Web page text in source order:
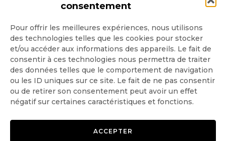
consentement
Pour offrir les meilleures expériences, nous utilisons
des technologies telles que les cookies pour stocker
et/ou accéder aux informations des appareils. Le fait de
consentir à ces technologies nous permettra de traiter
des données telles que le comportement de navigation
ou les ID uniques sur ce site. Le fait de ne pas consentir
ou de retirer son consentement peut avoir un effet
négatif sur certaines caractéristiques et fonctions.
ACCEPTER
Quotidienne
Hebdo
OK